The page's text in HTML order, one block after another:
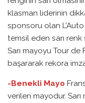
klasman liderinin
sponsoru olan L’Auto
temsil eden sarı
Sarı mayoyu Tour de
başararak rekora
-Benekli Mayo
verilen mayodur.